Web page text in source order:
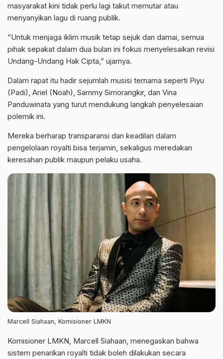
masyarakat kini tidak perlu lagi takut memutar atau
menyanyikan lagu di ruang publik.
“Untuk menjaga iklim musik tetap sejuk dan damai, semua
pihak sepakat dalam dua bulan ini fokus menyelesaikan revisi
Undang-Undang Hak Cipta,” ujarnya.
Dalam rapat itu hadir sejumlah musisi ternama seperti Piyu
(Padi), Ariel (Noah), Sammy Simorangkir, dan Vina
Panduwinata yang turut mendukung langkah penyelesaian
polemik ini.
Mereka berharap transparansi dan keadilan dalam
pengelolaan royalti bisa terjamin, sekaligus meredakan
keresahan publik maupun pelaku usaha.
Marcell Siahaan, Komisioner LMKN
Komisioner LMKN, Marcell Siahaan, menegaskan bahwa
sistem penarikan royalti tidak boleh dilakukan secara